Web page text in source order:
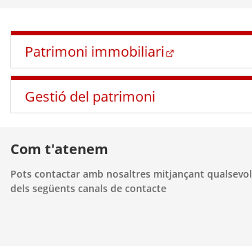
Patrimoni immobiliari
Gestió del patrimoni
Com t'atenem
Pots contactar amb nosaltres mitjançant qualsevol
dels següents canals de contacte